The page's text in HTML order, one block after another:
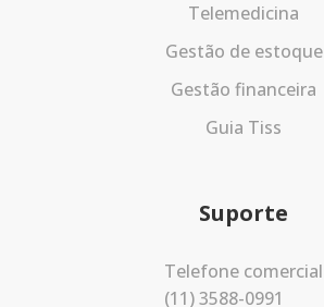
Telemedicina
Gestão de estoque
Gestão financeira
Guia Tiss
Suporte
Telefone comercial
(11) 3588-0991